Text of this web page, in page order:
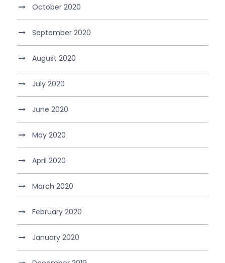
October 2020
September 2020
August 2020
July 2020
June 2020
May 2020
April 2020
March 2020
February 2020
January 2020